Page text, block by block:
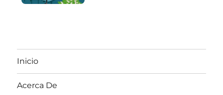
Inicio
Acerca De